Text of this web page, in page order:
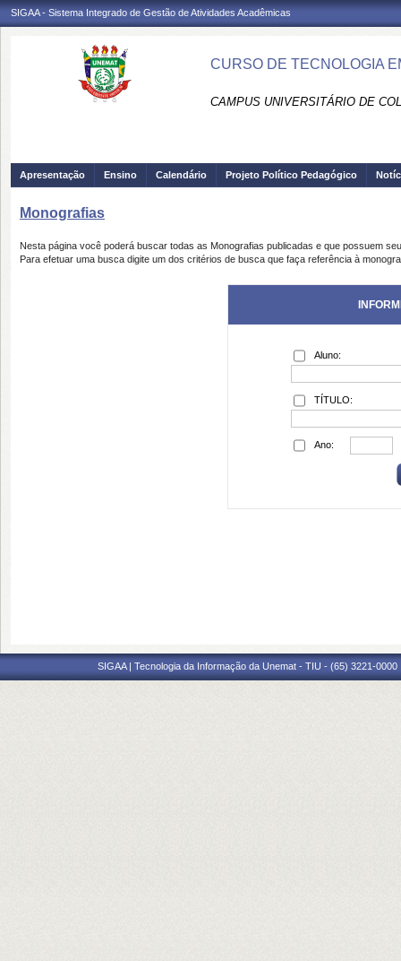
SIGAA - Sistema Integrado de Gestão de Atividades Acadêmicas
CURSO DE TECNOLOGIA
CAMPUS UNIVERSITÁRIO DE
Apresentação Ensino Calendário Projeto Político Pedagógico
Monografias
Nesta página você poderá buscar todas as Monografias publicadas e que possuem
Para efetuar uma busca digite um dos critérios de busca que faça referência à
Aluno:
TÍTULO:
Ano:
SIGAA | Tecnologia da Informação da Unemat - TIU - (65) 3221-